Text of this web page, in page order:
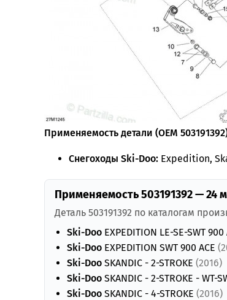
Применяемость детали (OEM
Снегоходы Ski-Doo: Expedition,
Применяемость 503191392 — 24
Деталь 503191392 по каталогам
Ski-Doo EXPEDITION LE-SE-SWT 900
Ski-Doo EXPEDITION SWT 900 ACE
Ski-Doo SKANDIC - 2-STROKE (2016)
Ski-Doo SKANDIC - 2-STROKE - WT-
Ski-Doo SKANDIC - 4-STROKE (2016)